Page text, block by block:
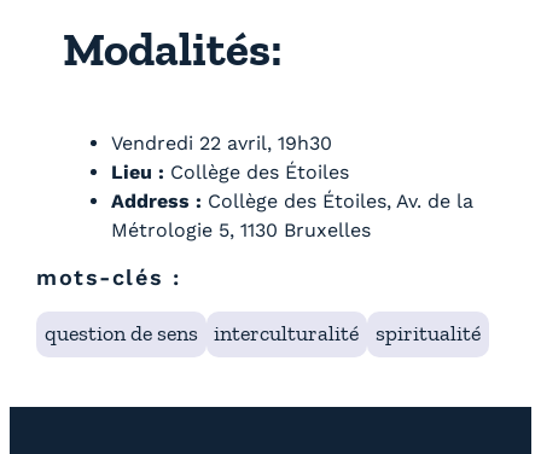
Modalités:
Vendredi 22 avril, 19h30
Lieu : Collège des Étoiles
Address : Collège des Étoiles, Av. de la
Métrologie 5, 1130 Bruxelles
mots-clés :
question de sens interculturalité spiritualité